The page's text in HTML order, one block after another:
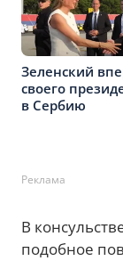
Зеленский
своего
в Сербию
Реклама
В
подобное